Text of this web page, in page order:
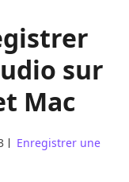
sur
Mac
Enregistrer une